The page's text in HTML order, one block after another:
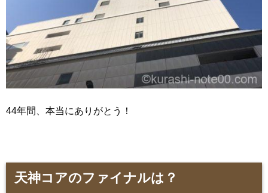
44年間、本当にありがとう！
天神コアのファイナルは？